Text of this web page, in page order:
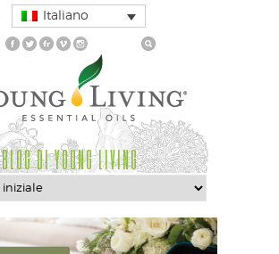
Italiano
BLOG DI YOUNG LIVING